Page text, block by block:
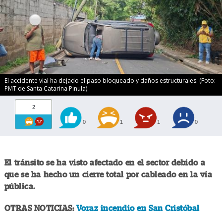
El accidente vial ha dejado el paso bloqueado y daños estructurales. (Foto:
PMT de Santa Catarina Pinula)
2
0 1 1 0
El tránsito se ha visto afectado en el sector debido a
que se ha hecho un cierre total por cableado en la vía
pública.
OTRAS NOTICIAS: Voraz incendio en San Cristóbal